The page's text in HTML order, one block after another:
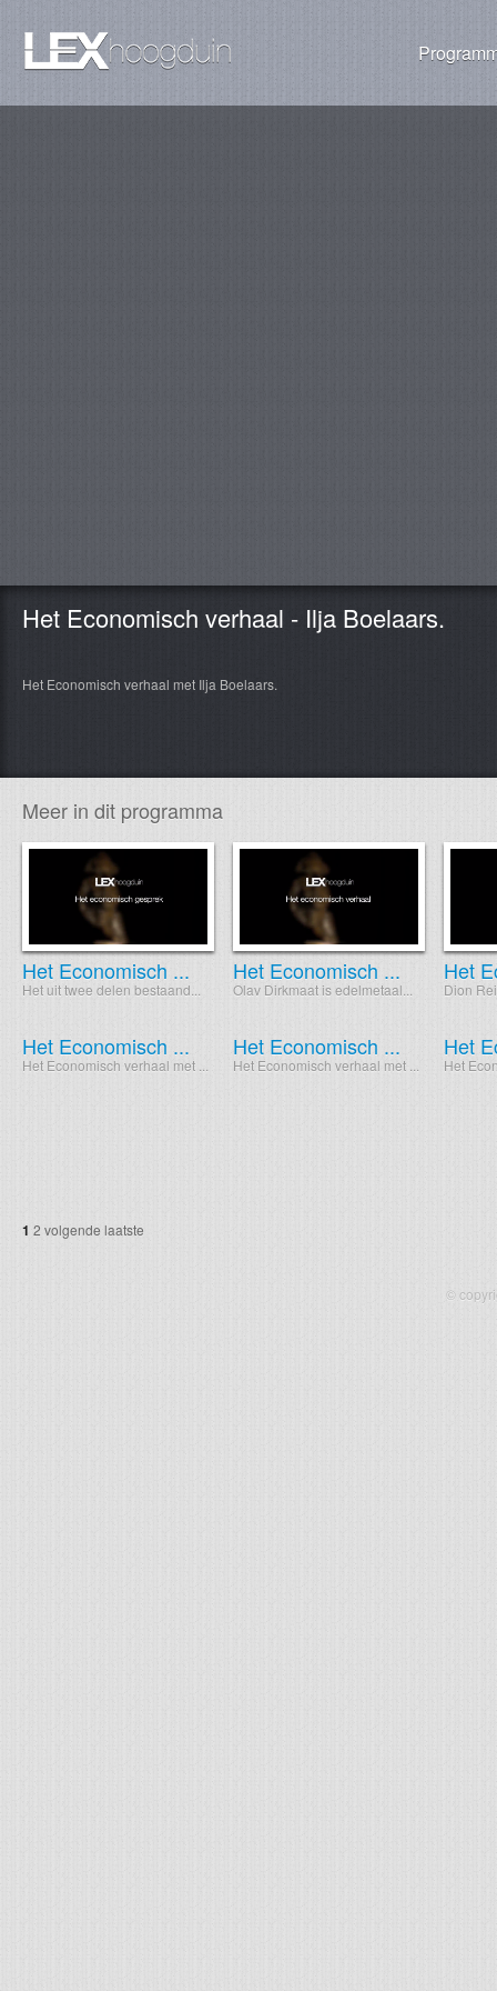
Het Economisch verhaal - Ilja Boelaars.
Het Economisch verhaal met Ilja Boelaars.
Meer in dit programma
Het Economisch ...
Het uit twee delen bestaand...
Het Economisch ...
Olav Dirkmaat is edelmetaal...
Het
Dion
Het Economisch ...
Het Economisch verhaal met ...
Het Economisch ...
Het Economisch verhaal met ...
Het
Het
1 2 volgende laatste
©